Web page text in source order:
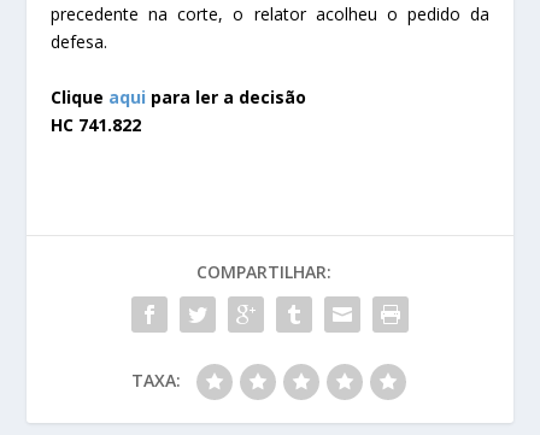
precedente na corte, o relator acolheu o pedido da
defesa.
Clique aqui para ler a decisão
HC 741.822
COMPARTILHAR:
TAXA: